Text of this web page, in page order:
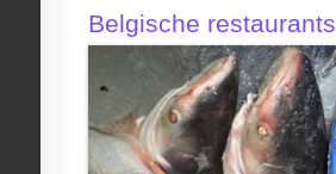
Belgische restaurants